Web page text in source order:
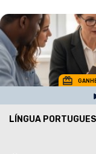
LÍNGUA